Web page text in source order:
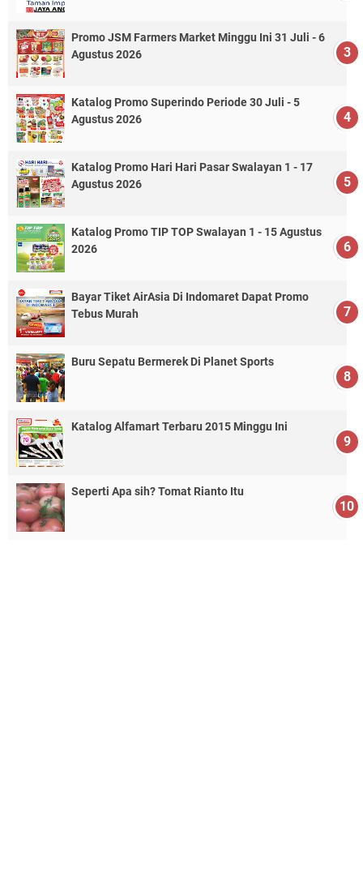
Promo JSM Farmers Market Minggu Ini 31 Juli - 6
Agustus 2026
Katalog Promo Superindo Periode 30 Juli - 5
Agustus 2026
Katalog Promo Hari Hari Pasar Swalayan 1 - 17
Agustus 2026
Katalog Promo TIP TOP Swalayan 1 - 15 Agustus
2026
Bayar Tiket AirAsia Di Indomaret Dapat Promo
Tebus Murah
Buru Sepatu Bermerek Di Planet Sports
Katalog Alfamart Terbaru 2015 Minggu Ini
Seperti Apa sih? Tomat Rianto Itu